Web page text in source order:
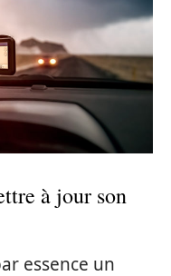
à jour son
essence un